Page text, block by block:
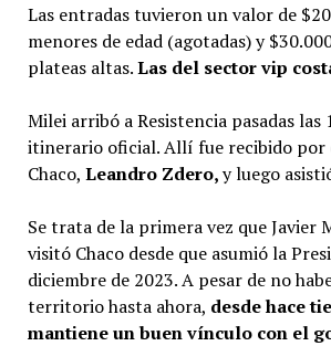
Las entradas tuvieron un valor de
menores de edad (agotadas) y
plateas altas.Las del sector vip
Milei arribó a Resistencia pasadas las
itinerario oficial. Allí fue recibido por
Chaco, Leandro Zdero,y luego
Se trata de la primera vez que Javier
visitó Chaco desde que asumió la
diciembre de 2023. A pesar de no
territorio hasta ahora, desde hace
mantiene un buen vínculo con el